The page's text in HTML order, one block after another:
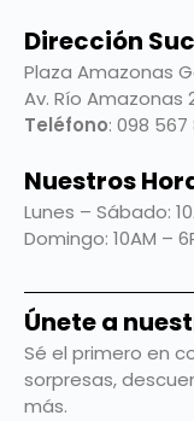
Dirección
Plaza Amazonas
Av. Río Amazonas
Teléfono: 098
Nuestros
Lunes – Sábado:
Domingo: 10AM –
Únete a
Sé el primero en
sorpresas,
más.